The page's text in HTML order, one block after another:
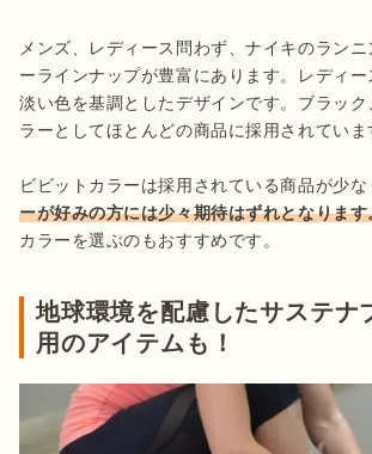
メンズ、レディース問わず、ナイキのラン
ーラインナップが豊富にあります。レディ
淡い色を基調としたデザインです。ブラック
ラーとしてほとんどの商品に採用されていま
ビビットカラーは採用されている商品が少な
ーが好みの方には少々期待はずれとなります
カラーを選ぶのもおすすめです。
地球環境を配慮したサステナ
用のアイテムも！